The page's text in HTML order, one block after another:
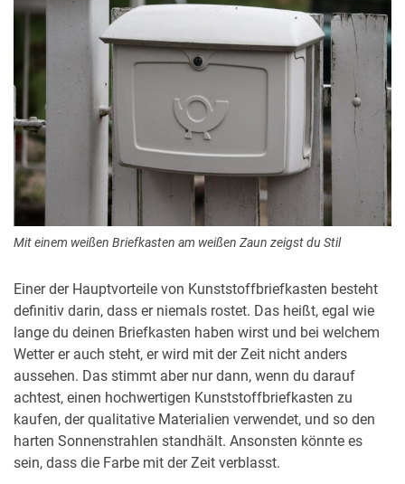
Mit einem weißen Briefkasten am weißen Zaun zeigst du Stil
Einer der Hauptvorteile von Kunststoffbriefkasten besteht
definitiv darin, dass er niemals rostet. Das heißt, egal wie
lange du deinen Briefkasten haben wirst und bei welchem
Wetter er auch steht, er wird mit der Zeit nicht anders
aussehen. Das stimmt aber nur dann, wenn du darauf
achtest, einen hochwertigen Kunststoffbriefkasten zu
kaufen, der qualitative Materialien verwendet, und so den
harten Sonnenstrahlen standhält. Ansonsten könnte es
sein, dass die Farbe mit der Zeit verblasst.